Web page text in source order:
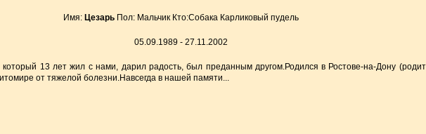
Имя: Цезарь Пол: Мальчик Кто:Собака Карликовый пудель
05.09.1989 - 27.11.2002
13 лет жил с нами, дарил радость, был преданным другом.Родился в Ростове-на-Дону
от тяжелой болезни.Навсегда в нашей памяти...